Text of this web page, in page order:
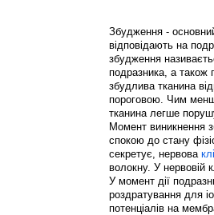
Збудження - основний
відповідають на
збудження
подразника, а також
збудлива тканина
пороговою. Чим
тканина легше
Момент виникнення
спокою до стану
секретує, нервова
волокну. У нервовій
У момент дії
роздратування для
потенціалів на